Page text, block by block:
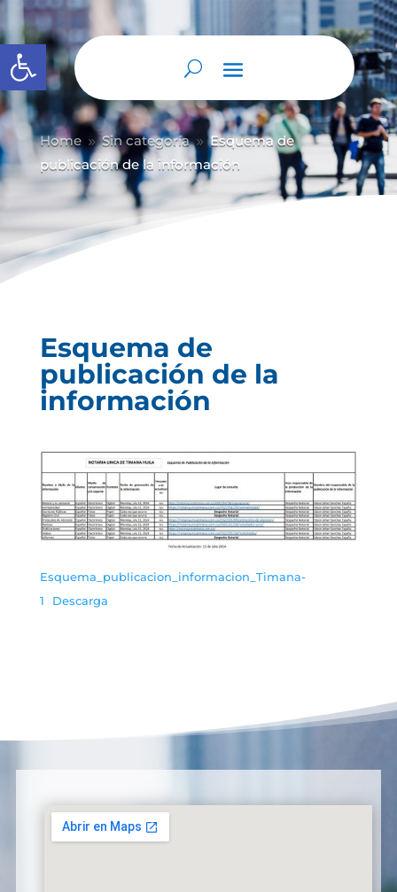
Abrir barra de herramientas
Home 9 Sin categoría 9 Esquema de
publicación de la información
Esquema de
publicación de la
información
Esquema_publicacion_informacion_Timana-
1
Descarga